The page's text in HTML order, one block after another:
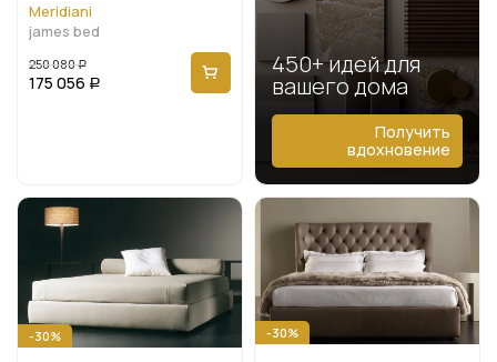
Meridiani
james bed
250 080 Р
175 056 Р
450+ идей для
вашего дома
Получить
вдохновение
-30% -30%